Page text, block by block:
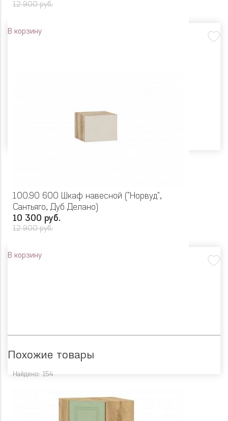
12 900 руб.
В корзину
100.90 600 Шкаф навесной ("Норвуд",
Сантьяго, Дуб Делано)
10 300 руб.
12 900 руб.
В корзину
Похожие товары
Найдено: 154